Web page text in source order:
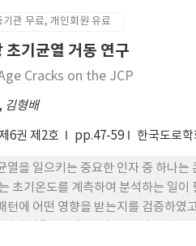
억제 할 수 있을 것으로 판단되었다
여 소성변형에 대한 억제 효과도 얻을
기관 무료, 개인회원 유료
초기균열 거동 연구
Cracks on the JCP
김형배
6권 제2호 pp.47-59 한국도로학
열을 일으키는 중요한 인자 중 하나
초기온도를 계측하여 분석하는 일
턴에 어떤 영향을 받는지를 검증하